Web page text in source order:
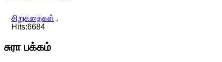
சிறுகதைகள் ,
Hits:6684
சுராபக்கம்